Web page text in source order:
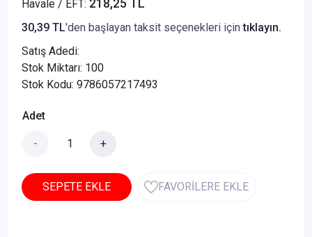
Havale / EFT: 218,25 TL
30,39 TL'den başlayan taksit seçenekleri içintıklayın.
Satış Adedi:
Stok Miktarı: 100
Stok Kodu: 9786057217493
Adet
- +
SEPETE EKLE FAVORİLERE EKLE